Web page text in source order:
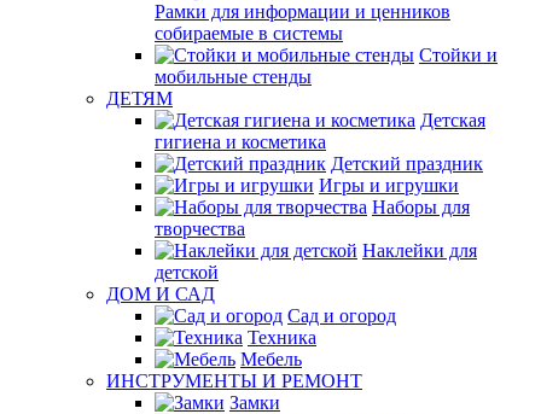
Рамки для информации и ценников
собираемые в системы
Стойки и
мобильные стенды
ДЕТЯМ
Детская
гигиена и косметика
Детский праздник
Игры и игрушки
Наборы для
творчества
Наклейки для
детской
ДОМ И САД
Сад и огород
Техника
Мебель
ИНСТРУМЕНТЫ И РЕМОНТ
Замки